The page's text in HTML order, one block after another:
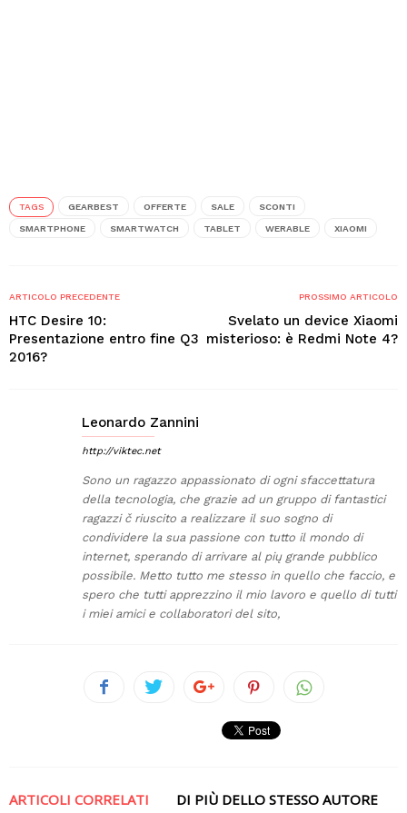
TAGS GEARBEST OFFERTE SALE SCONTI
SMARTPHONE SMARTWATCH TABLET WERABLE XIAOMI
ARTICOLO PRECEDENTE
HTC Desire 10:
Presentazione entro fine Q3
2016?
PROSSIMO ARTICOLO
Svelato un device Xiaomi
misterioso: è Redmi Note 4?
Leonardo Zannini
http://viktec.net
Sono un ragazzo appassionato di ogni sfaccettatura
della tecnologia, che grazie ad un gruppo di fantastici
ragazzi č riuscito a realizzare il suo sogno di
condividere la sua passione con tutto il mondo di
internet, sperando di arrivare al pių grande pubblico
possibile. Metto tutto me stesso in quello che faccio, e
spero che tutti apprezzino il mio lavoro e quello di tutti
i miei amici e collaboratori del sito,
ARTICOLI CORRELATI DI PIÙ DELLO STESSO AUTORE